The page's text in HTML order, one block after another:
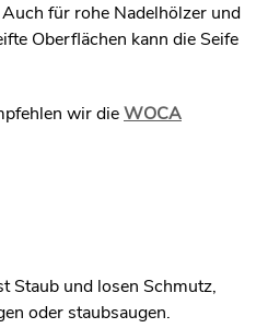
für rohe Nadelhölzer und
Oberflächen kann die Seife
wir dieWOCA
Staub und losen Schmutz,
oder staubsaugen.